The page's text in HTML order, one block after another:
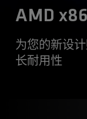
AMD
为您的新设
长耐用性